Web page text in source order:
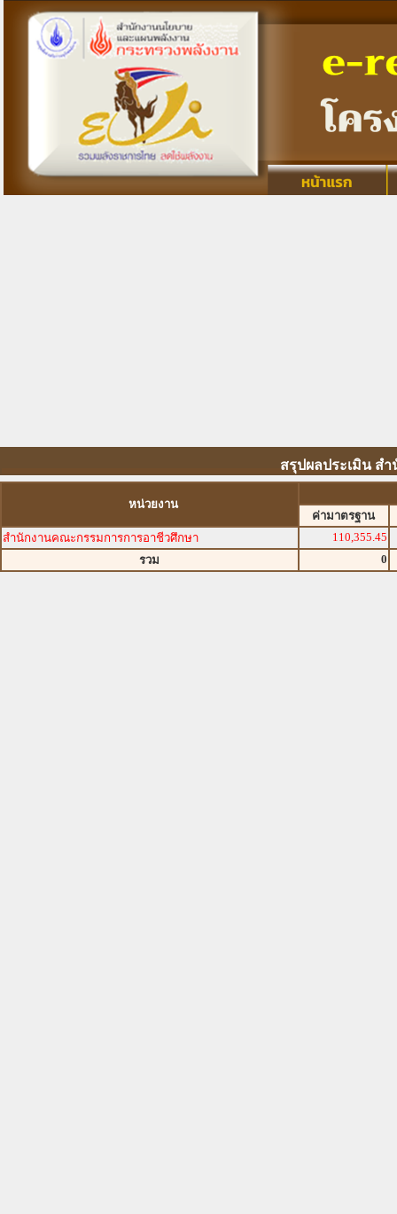
สรุปผลประเมิน ส
หน่วยงาน
ค่ามาตรฐาน
สำนักงานคณะกรรมการการอาชีวศึกษา
110,355.45
รวม
0